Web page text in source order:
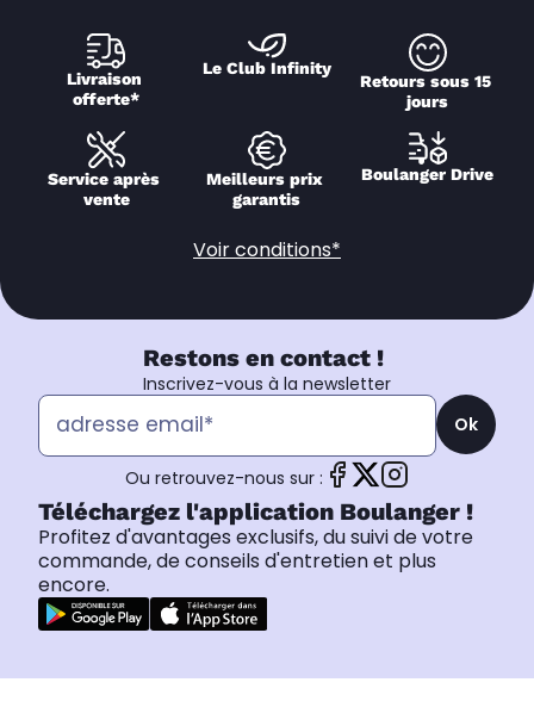
Livraison
offerte*
Le Club Infinity
Retours sous 15
jours
Service après
vente
Meilleurs prix
garantis
Boulanger Drive
Voir conditions*
Restons en contact !
Inscrivez-vous à la newsletter
Ok
Ou retrouvez-nous sur :
Téléchargez l'application Boulanger !
Profitez d'avantages exclusifs, du suivi de votre
commande, de conseils d'entretien et plus
encore.